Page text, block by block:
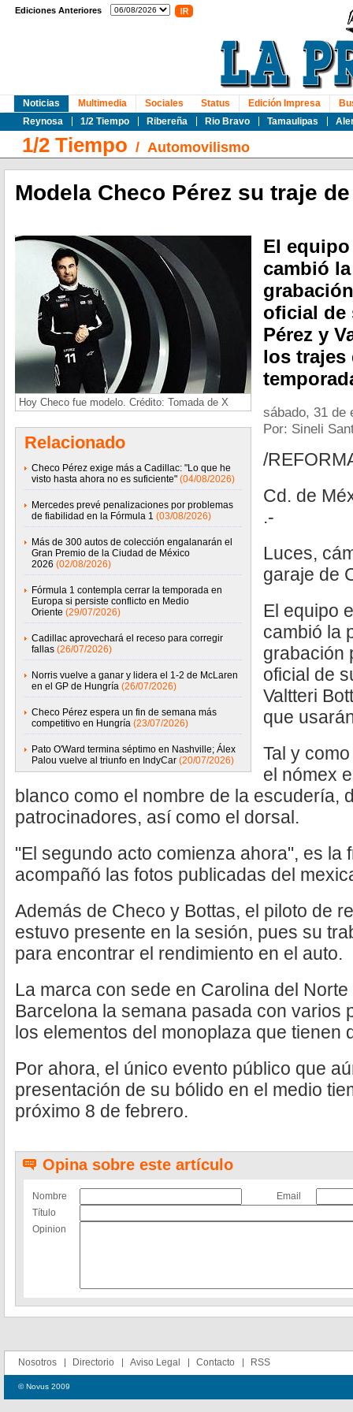
Ediciones Anteriores
Noticias
Reynosa
1/2 Tiempo Ribereña Rio Bravo Tamaulipas
Multimedia Sociales Status Edición Impresa
1/2 Tiempo / Automovilismo
Modela Checo Pérez su traje
Hoy Checo fue modelo. Crédito: Tomada de X
Relacionado
Checo Pérez exige más a Cadillac: "Lo que he
visto hasta ahora no es suficiente" (04/08/2026)
Mercedes prevé penalizaciones por problemas
de fiabilidad en la Fórmula 1 (03/08/2026)
Más de 300 autos de colección engalanarán el
Gran Premio de la Ciudad de México
2026 (02/08/2026)
Fórmula 1 contempla cerrar la temporada en
Europa si persiste conflicto en Medio
Oriente (29/07/2026)
Cadillac aprovechará el receso para corregir
fallas (26/07/2026)
Norris vuelve a ganar y lidera el 1-2 de McLaren
en el GP de Hungría (26/07/2026)
Checo Pérez espera un fin de semana más
competitivo en Hungría (23/07/2026)
Pato O'Ward termina séptimo en Nashville; Álex
Palou vuelve al triunfo en IndyCar (20/07/2026)
El
cambió
oficial de
Pérez y
los trajes
sábado, 31 de
Por: Sineli
/
Cd. de
.-
Luces,
garaje de
El equipo
cambió la
grabación
oficial de
Valtteri
que
Tal y
el nómex
blanco como el nombre de la escudería,
patrocinadores, así como el dorsal.
"El segundo acto comienza ahora", es la
acompañó las fotos publicadas del
Además de Checo y Bottas, el piloto de
estuvo presente en la sesión, pues su
para encontrar el rendimiento en el auto.
La marca con sede en Carolina del
Barcelona la semana pasada con varios
los elementos del monoplaza que tienen
Por ahora, el único evento público que
presentación de su bólido en el medio
próximo 8 de febrero.
Opina sobre este artículo
Nombre
Email
Título
Opinion
Nosotros Directorio Aviso Legal Contacto RSS
© Novus 2009